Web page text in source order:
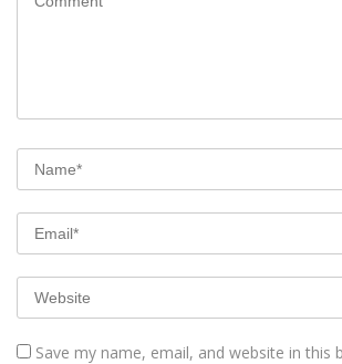
Save my name, email, and website in this